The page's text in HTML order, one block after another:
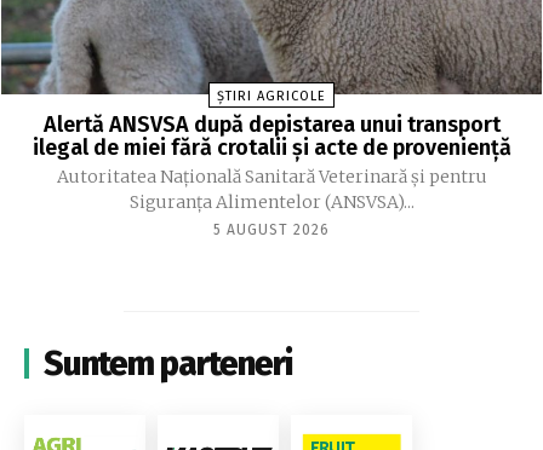
ȘTIRI AGRICOLE
Alertă ANSVSA după depistarea unui transport
ilegal de miei fără crotalii și acte de proveniență
Autoritatea Naţională Sanitară Veterinară şi pentru
Siguranţa Alimentelor (ANSVSA)...
5 AUGUST 2026
Suntem parteneri